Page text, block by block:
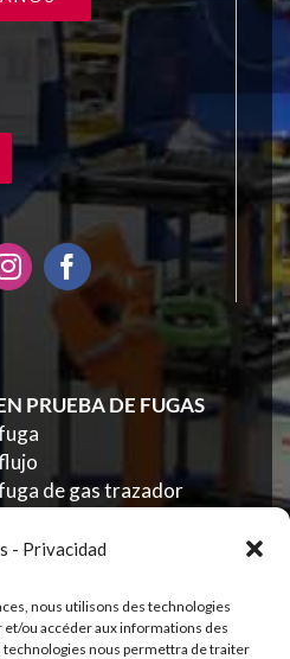
- Privacidad
nous utilisons des technologies
ou accéder aux informations des
technologies nous permettra de traiter
PRUEBA DE FUGAS
de gas trazador